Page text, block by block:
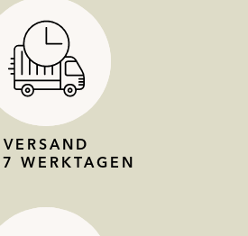
VERSAND
WERKTAGEN